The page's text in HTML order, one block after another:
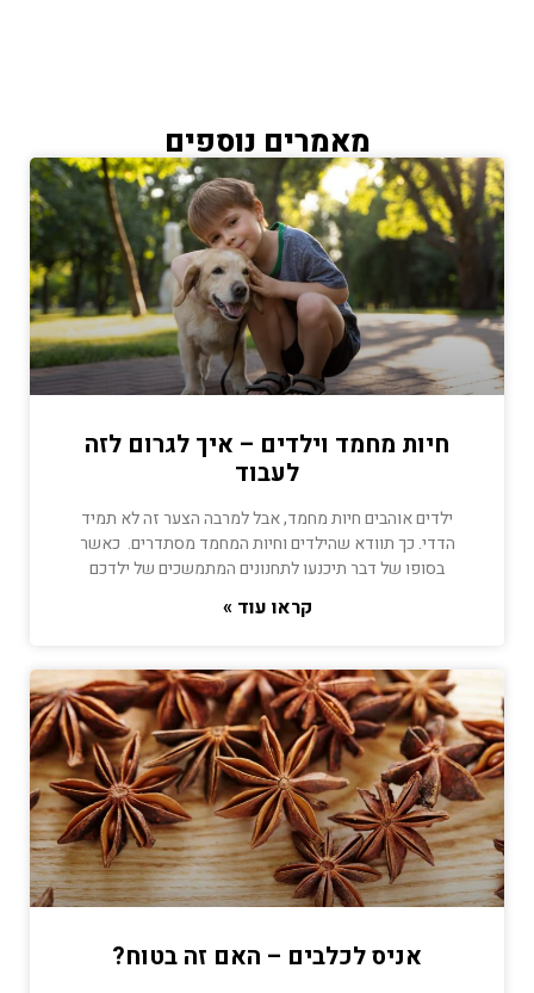
מאמרים נוספים
חיות מחמד וילדים – איך לגרום לזה
לעבוד
ילדים אוהבים חיות מחמד, אבל למרבה הצער זה לא תמיד
הדדי. כך תוודא שהילדים וחיות המחמד מסתדרים. כאשר
בסופו של דבר תיכנעו לתחנונים המתמשכים של ילדכם
קראו עוד »
אניס לכלבים – האם זה בטוח?